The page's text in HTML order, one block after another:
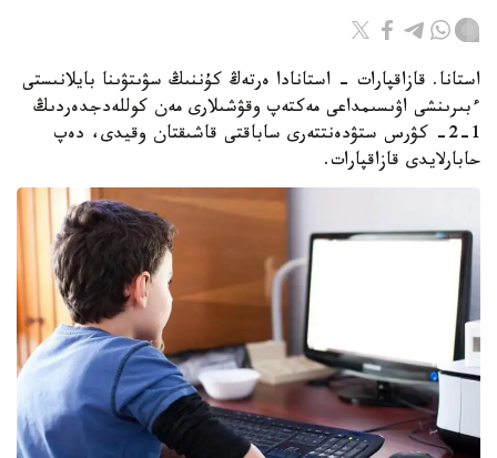
استانا. قازاقپارات - استانادا ەرتەڭ كۇننىڭ سۋىتۋىنا بايلانىستى
ءبىرىنشى اۋىسىمداعى مەكتەپ وقۋشىلارى مەن كوللەدجدەردىڭ
1-2- كۋرس ستۋدەنتتەرى ساباقتى قاشىقتان وقيدى، دەپ
حابارلايدى قازاقپارات.